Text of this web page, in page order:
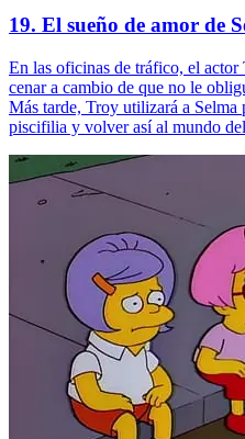
19. El sueño de amor de
En las oficinas de tráfico, el
cenar a cambio de que no le
Más tarde, Troy utilizará a Selma
piscifilia y volver así al mundo